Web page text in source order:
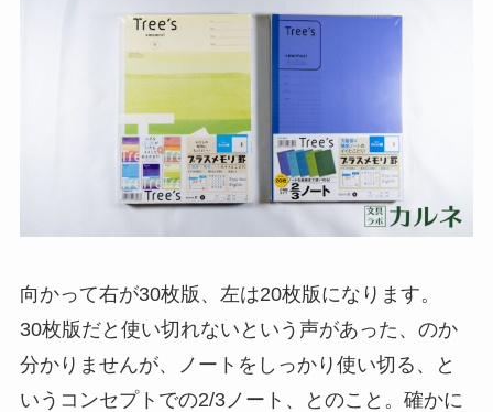
向かって右が30枚版、左は20枚版になります。
30枚版だと使い切れないという声があった、のか
分かりませんが、ノートをしっかり使い切る、と
いうコンセプトでの2/3ノート、とのこと。確かに